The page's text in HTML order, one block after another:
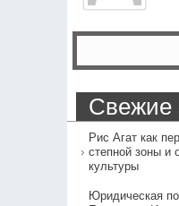
Свежие
Рис Агат как
степной зоны и
культуры
Юридическая